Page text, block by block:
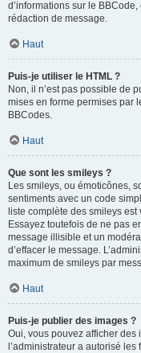
d’informations sur le
rédaction de message.
Haut
Puis-je utiliser le HTML ?
Non, il n’est pas possible de
mises en forme permises par
BBCodes.
Haut
Que sont les smileys ?
Les smileys, ou émoticônes,
sentiments avec un code
liste complète des smileys
Essayez toutefois de ne pas
message illisible et un
d’effacer le message.
maximum de smileys par
Haut
Puis-je publier des images ?
Oui, vous pouvez afficher des
l’administrateur a autorisé